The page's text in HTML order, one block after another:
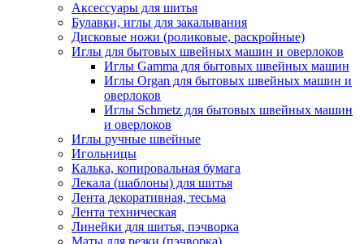
Аксессуары для шитья
Булавки, иглы для закалывания
Дисковые ножи (роликовые, раскройные)
Иглы для бытовых швейных машин и оверлоков
Иглы Gamma для бытовых швейных машин
Иглы Organ для бытовых швейных машин и
оверлоков
Иглы Schmetz для бытовых швейных машин
и оверлоков
Иглы ручные швейные
Игольницы
Калька, копировальная бумага
Лекала (шаблоны) для шитья
Лента декоративная, тесьма
Лента техническая
Линейки для шитья, пэчворка
Маты для резки (пэчворка)